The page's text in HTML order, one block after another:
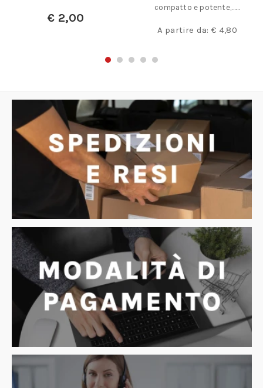
€ 2,00
compatto e potente,……
A partire da: € 4,80